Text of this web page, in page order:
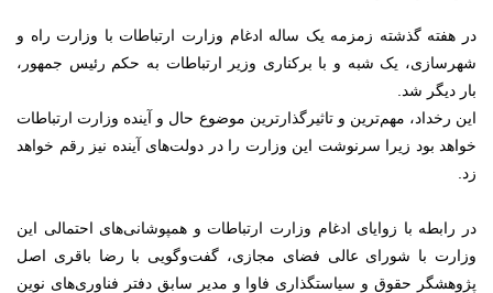
در هفته گذشته زمزمه یک ساله ادغام وزارت ارتباطات با وزارت راه و
شهرسازی، یک شبه و با برکناری وزیر ارتباطات به حکم رئیس جمهور،
بار دیگر شد.
این رخداد، مهم‌ترین و تاثیرگذارترین موضوع حال و آینده وزارت ارتباطات
خواهد بود زیرا سرنوشت این وزارت را در دولت‌های آینده نیز رقم خواهد
زد.
در رابطه با زوایای ادغام وزارت ارتباطات و همپوشانی‌های احتمالی این
وزارت با شورای عالی فضای مجازی، گفت‌وگویی با رضا باقری اصل
پژوهشگر حقوق و سیاستگذاری فاوا و مدیر سابق دفتر فناوری‌های نوین